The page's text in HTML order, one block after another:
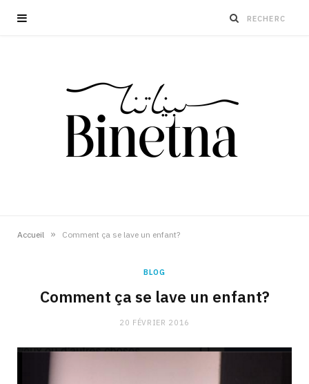
Accueil » Comment ça se lave un enfant?
BLOG
Comment ça se lave un enfant?
20 FÉVRIER 2016